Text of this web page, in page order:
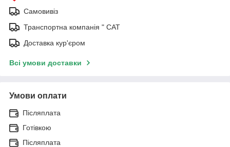
Самовивіз
Транспортна компанія " САТ
Доставка кур'єром
Всі умови доставки
Умови оплати
Післяплата
Готівкою
Післяплата